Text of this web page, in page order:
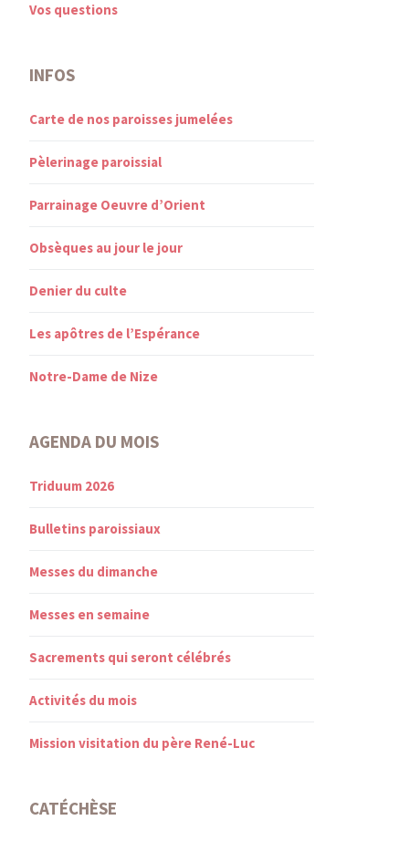
Vos questions
INFOS
Carte de nos paroisses jumelées
Pèlerinage paroissial
Parrainage Oeuvre d’Orient
Obsèques au jour le jour
Denier du culte
Les apôtres de l’Espérance
Notre-Dame de Nize
AGENDA DU MOIS
Triduum 2026
Bulletins paroissiaux
Messes du dimanche
Messes en semaine
Sacrements qui seront célébrés
Activités du mois
Mission visitation du père René-Luc
CATÉCHÈSE